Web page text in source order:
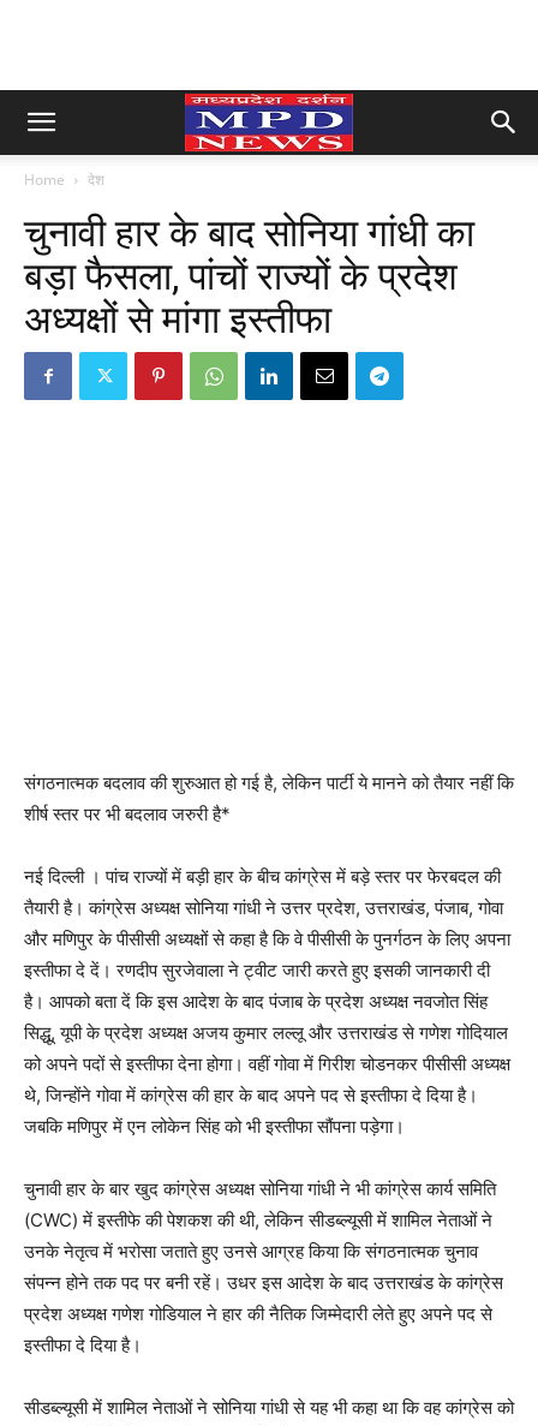
Home देश
चुनावी हार के बाद सोनिया गांधी का
बड़ा फैसला, पांचों राज्यों के प्रदेश
अध्यक्षों से मांगा इस्तीफा
संगठनात्मक बदलाव की शुरुआत हो गई है, लेकिन पार्टी ये मानने को तैयार नहीं कि
शीर्ष स्तर पर भी बदलाव जरुरी है*
नई दिल्ली । पांच राज्यों में बड़ी हार के बीच कांग्रेस में बड़े स्तर पर फेरबदल की
तैयारी है। कांग्रेस अध्यक्ष सोनिया गांधी ने उत्तर प्रदेश, उत्तराखंड, पंजाब, गोवा
और मणिपुर के पीसीसी अध्यक्षों से कहा है कि वे पीसीसी के पुनर्गठन के लिए अपना
इस्तीफा दे दें। रणदीप सुरजेवाला ने ट्वीट जारी करते हुए इसकी जानकारी दी
है। आपको बता दें कि इस आदेश के बाद पंजाब के प्रदेश अध्यक्ष नवजोत सिंह
सिद्धू, यूपी के प्रदेश अध्यक्ष अजय कुमार लल्लू और उत्तराखंड से गणेश गोदियाल
को अपने पदों से इस्तीफा देना होगा। वहीं गोवा में गिरीश चोडनकर पीसीसी अध्यक्ष
थे, जिन्होंने गोवा में कांग्रेस की हार के बाद अपने पद से इस्तीफा दे दिया है।
जबकि मणिपुर में एन लोकेन सिंह को भी इस्तीफा सौंपना पड़ेगा।
चुनावी हार के बार खुद कांग्रेस अध्यक्ष सोनिया गांधी ने भी कांग्रेस कार्य समिति
(CWC) में इस्तीफे की पेशकश की थी, लेकिन सीडब्ल्यूसी में शामिल नेताओं ने
उनके नेतृत्व में भरोसा जताते हुए उनसे आग्रह किया कि संगठनात्मक चुनाव
संपन्न होने तक पद पर बनी रहें। उधर इस आदेश के बाद उत्तराखंड के कांग्रेस
प्रदेश अध्यक्ष गणेश गोडियाल ने हार की नैतिक जिम्मेदारी लेते हुए अपने पद से
इस्तीफा दे दिया है।
सीडब्ल्यूसी में शामिल नेताओं ने सोनिया गांधी से यह भी कहा था कि वह कांग्रेस को